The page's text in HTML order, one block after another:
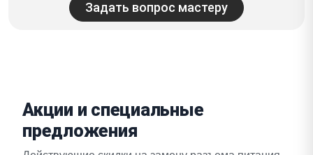
Задать вопрос мастеру
Акции и специальные
предложения